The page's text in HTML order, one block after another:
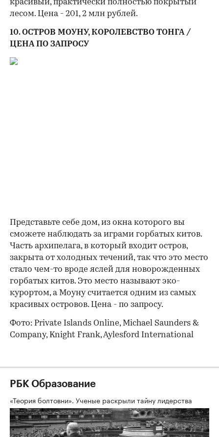
красивый, практически полностью покрытый
лесом. Цена - 201, 2 млн рублей.
10. ОСТРОВ МОУНУ, КОРОЛЕВСТВО ТОНГА /
ЦЕНА ПО ЗАПРОСУ
Представьте себе дом, из окна которого вы
сможете наблюдать за играми горбатых китов.
Часть архипелага, в который входит остров,
закрыта от холодных течений, так что это место
стало чем-то вроде яслей для новорожденных
горбатых китов. Это место называют эко-
курортом, а Моуну считается одним из самых
красивых островов. Цена - по запросу.
Фото: Private Islands Online, Michael Saunders &
Company, Knight Frank, Aylesford International
РБК Образование
«Теория болтовни». Ученые раскрыли тайну лидерства